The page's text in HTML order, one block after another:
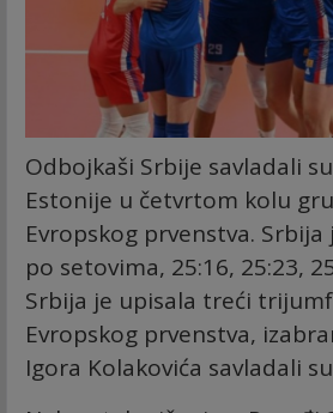
Odbojkaši Srbije savladali
Estonije u četvrtom kolu
Evropskog prvenstva.
po setovima, 25:16, 25:23,
Srbija je upisala treći
Evropskog prvenstva,
Igora Kolakovića savladali